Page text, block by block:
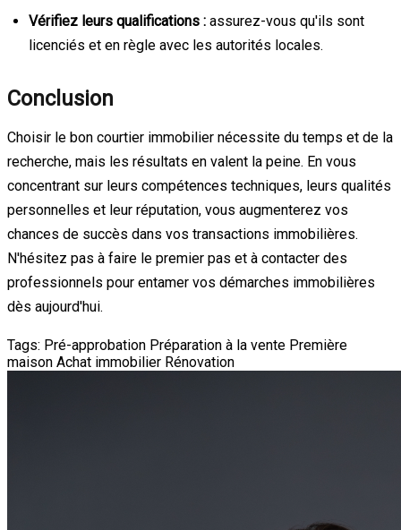
Vérifiez leurs qualifications : assurez-vous qu'ils sont
licenciés et en règle avec les autorités locales.
Conclusion
Choisir le bon courtier immobilier nécessite du temps et de la
recherche, mais les résultats en valent la peine. En vous
concentrant sur leurs compétences techniques, leurs qualités
personnelles et leur réputation, vous augmenterez vos
chances de succès dans vos transactions immobilières.
N'hésitez pas à faire le premier pas et à contacter des
professionnels pour entamer vos démarches immobilières
dès aujourd'hui.
Tags: Pré-approbation Préparation à la vente Première
maison Achat immobilier Rénovation